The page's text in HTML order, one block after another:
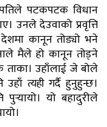
पटकपटक विधान
उनले देउवाको प्रवृत्ति
कानून तोड्यो भने
मैले हो कानून तोड्ने
ताका। उहाँलाई जे बोले
त्यही गर्दै हुनुहुन्छ।
यो बहादुरीले